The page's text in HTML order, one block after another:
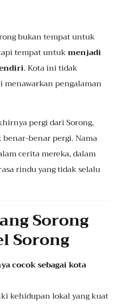
bukan tempat untuk
tempat untukmenjadi
. Kota ini tidak
pengalaman
pergi dari Sorong,
benar pergi. Nama
cerita mereka, dalam
rindu yang tidak selalu
Sorong
Sorong
cocok sebagai kota
kehidupan lokal yang kuat